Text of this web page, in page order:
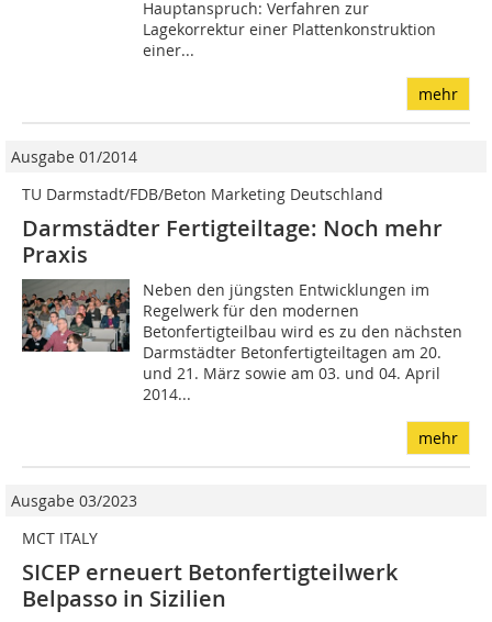
Hauptanspruch: Verfahren zur
Lagekorrektur einer Plattenkonstruktion
einer...
mehr
Ausgabe 01/2014
TU Darmstadt/FDB/Beton Marketing Deutschland
Darmstädter Fertigteiltage: Noch mehr
Praxis
Neben den jüngsten Entwicklungen im
Regelwerk für den modernen
Betonfertigteilbau wird es zu den nächsten
Darmstädter Betonfertigteiltagen am 20.
und 21. März sowie am 03. und 04. April
2014...
mehr
Ausgabe 03/2023
MCT ITALY
SICEP erneuert Betonfertigteilwerk
Belpasso in Sizilien